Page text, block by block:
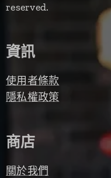
reserved.
資訊
使用者條款
隱私權政策
商店
關於我們